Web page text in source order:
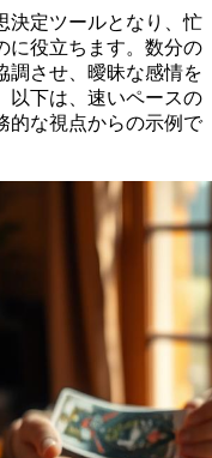
決定ツールとなり、忙
に役立ちます。数分の
調させ、曖昧な感情を
以下は、速いペースの
的な視点からの示例で